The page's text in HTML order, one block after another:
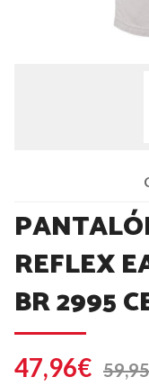
REFLEX
BR 2995
47,96€ 59,95